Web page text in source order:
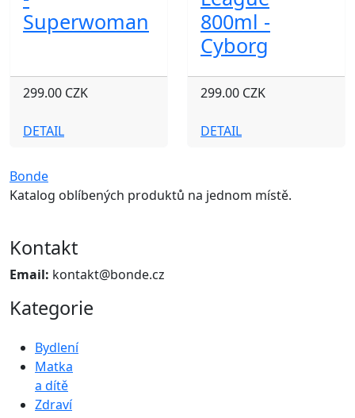
Superwoman
299.00 CZK
DETAIL
800ml -
Cyborg
299.00 CZK
DETAIL
Bonde
Katalog oblíbených produktů na jednom místě.
Kontakt
Email: kontakt@bonde.cz
Kategorie
Bydlení
Matka
a dítě
Zdraví